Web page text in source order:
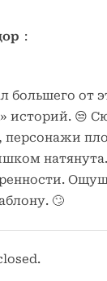
:
большего от
историй. 😒
персонажи
🙄